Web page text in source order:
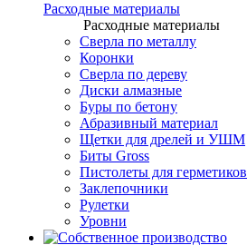
Расходные материалы
Расходные материалы
Сверла по металлу
Коронки
Сверла по дереву
Диски алмазные
Буры по бетону
Абразивный материал
Щетки для дрелей и УШМ
Биты Gross
Пистолеты для герметиков
Заклепочники
Рулетки
Уровни